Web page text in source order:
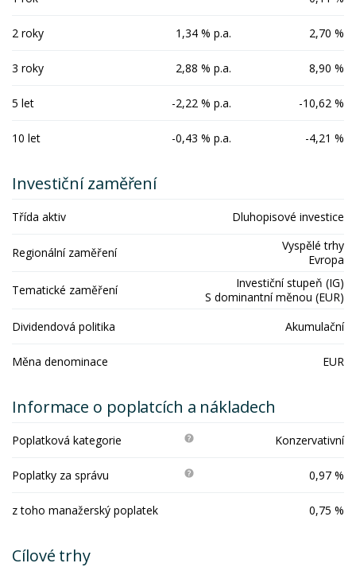
2 roky 1,34 % p.a. 2,70 %
3 roky 2,88 % p.a. 8,90 %
5 let -2,22 % p.a. -10,62 %
10 let -0,43 % p.a. -4,21 %
Investiční zaměření
Třída aktiv Dluhopisové investice
Regionální zaměření
Vyspělé trhy
Evropa
Tematické zaměření
Investiční stupeň (IG)
S dominantní měnou (EUR)
Dividendová politika
Akumulační
Měna denominace EUR
Informace o poplatcích a nákladech
Poplatková kategorie Konzervativní
Poplatky za správu 0,97 %
z toho manažerský poplatek 0,75 %
Cílové trhy